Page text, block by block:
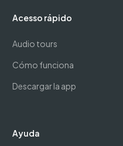
Acesso rápido
Audio tours
Cómo funciona
Descargar la app
Ayuda